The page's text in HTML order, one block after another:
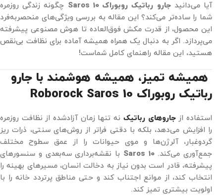
آیا می‌دانیدجارو رباتیک روبوراک Saros 10
چگونه زندگی روزمره
شما را ساده‌تر می‌کند؟ این مقاله به بررسی ویژگی‌های منحصربه‌فرد
این محصول، از قدرت مکش فوق‌العاده تا هوش مصنوعی پیشرفته
می‌پردازد. اگر به دنبال یک همراه همیشه آماده برای نظافت بی‌نقص
هستید، این مقاله راهنمای کامل شماست!
همیشه تمیز، همیشه هوشمند با جارو
رباتیک روبوراک Roborock Saros 10
استفاده ازجاروهای رباتیک نه تنها زمان آزادشده از نظافت روزمره
را افزایش می‌دهد، بلکه با دقتی فراتر از روش‌های سنتی، ذرات ریز
گردوغبار، آلرژن‌ها و موی حیوانات را از عمق سطوح مختلف
جمع‌آوری می‌کند.Saros 10 با نقشه‌برداری سه‌بعدی و سنسورهای
پیشرفته، قادر است بدون نیاز به دخالت انسان، مسیرهای بهینه را
انتخاب کند، از موانع اجتناب کند و حتی مناطق پرتردد خانه را با
اولویت بیشتری تمیز کند.